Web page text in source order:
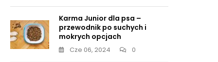
Karma Junior dla psa –
przewodnik po suchych i
mokrych opcjach
Cze 06, 2024 0